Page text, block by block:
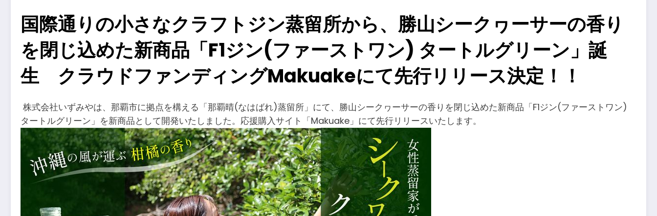
国際通りの小さなクラフトジン蒸留所から、勝山シークヮーサーの香り
を閉じ込めた新商品「F1ジン(ファーストワン) タートルグリーン」誕
生 クラウドファンディングMakuakeにて先行リリース決定！！
​株式会社いずみやは、那覇市に拠点を構える「那覇晴(なはばれ)蒸留所」にて、勝山シークヮーサーの香りを閉じ込めた新商品「F1ジン(ファーストワン)
タートルグリーン」を新商品として開発いたしました。応援購入サイト「Makuake」にて先行リリースいたします。